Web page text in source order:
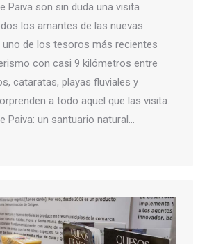
Paiva son sin duda una visita
los amantes de las nuevas
uno de los tesoros más recientes
con casi 9 kilómetros entre
cataratas, playas fluviales y
a todo aquel que las visita.
Paiva: un santuario natural…